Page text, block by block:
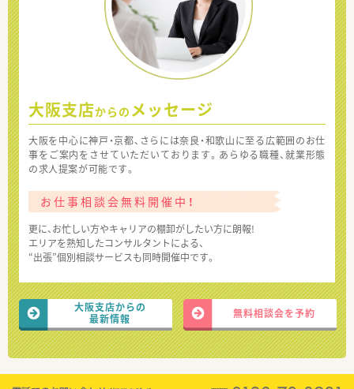
大阪支店からの メッセージ
大阪を中心に神戸・京都、さらには奈良・和歌山に至る広範囲のお仕
事をご案内をさせていただいております。あらゆる職種、就業形態
の求人提案が可能です。
お仕事相談会無料開催中！
更に、お忙しい方やキャリアの棚卸がしたい方に朗報!
エリアを熟知したコンサルタントによる、
“出張”個別相談サービスも同時開催中です。
大阪支店からの
最新情報
無料相談会を予約